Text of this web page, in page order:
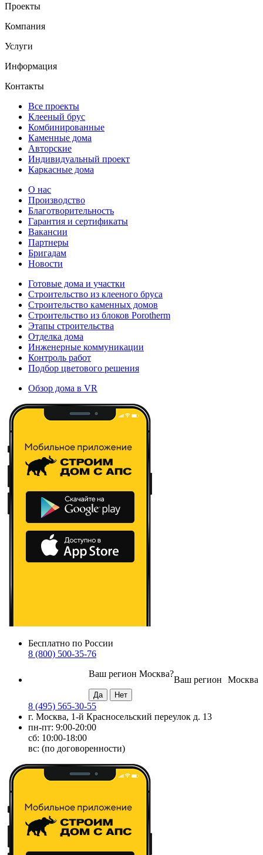
Проекты
Компания
Услуги
Информация
Контакты
Все проекты
Клееный брус
Комбинированные
Каменные дома
Авторские
Индивидуальный проект
Каркасные дома
О нас
Производство
Благотворительность
Гарантия и сертификаты
Вакансии
Партнеры
Бригадам
Новости
Готовые дома и участки
Строительство из клееного бруса
Строительство каменных домов
Строительство из блоков Porotherm
Этапы строительства
Отделка дома
Инженерные коммуникации
Контроль работ
Подбор цветового решения
Обзор дома в VR
Бесплатно по России
8 (800) 500-35-76
Москва
Ваш регион
Ваш регион Москва?
8 (495) 565-30-55
г. Москва, 1-й Красносельский переулок д. 13
пн-пт: 9:00-20:00
сб: 10:00-18:00
вс: (по договоренности)